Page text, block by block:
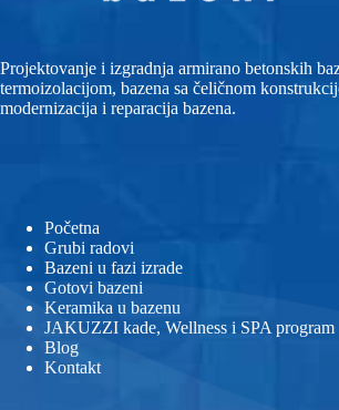
Projektovanje i izgradnja armirano betonskih
termoizolacijom, bazena sa čeličnom
modernizacija i reparacija bazena.
Početna
Grubi radovi
Bazeni u fazi izrade
Gotovi bazeni
Keramika u bazenu
JAKUZZI kade, Wellness i SPA program
Blog
Kontakt